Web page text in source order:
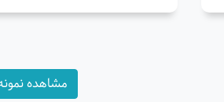
مشاهده